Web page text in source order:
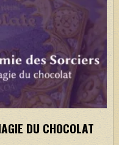
DU CHOCOLAT